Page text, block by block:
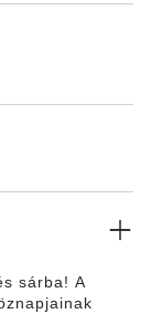
sárba! A